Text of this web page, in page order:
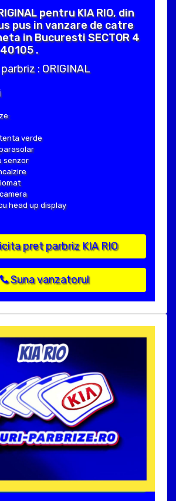
pentru KIA RIO, din
pus in vanzare de catre
in Bucuresti SECTOR 4
.
: ORIGINAL
verde
senzor
head up display
pret parbriz KIA RIO
Suna vanzatorul